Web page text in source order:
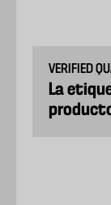
VERIFIED
La